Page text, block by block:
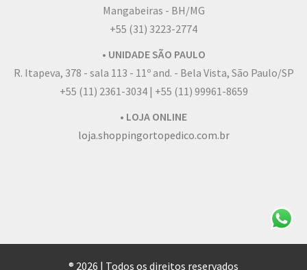
Mangabeiras - BH/MG
+55 (31) 3223-2774
• UNIDADE SÃO PAULO
R. Itapeva, 378 - sala 113 - 11º and. - Bela Vista, São Paulo/SP
+55 (11) 2361-3034 | +55 (11) 99961-8659
• LOJA ONLINE
loja.shoppingortopedico.com.br
® 2026 | Todos os direitos reservados